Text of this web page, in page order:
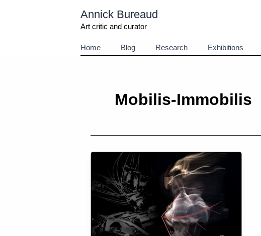
Annick Bureaud
Art critic and curator
Home Blog Research Exhibitions
Mobilis-Immobilis